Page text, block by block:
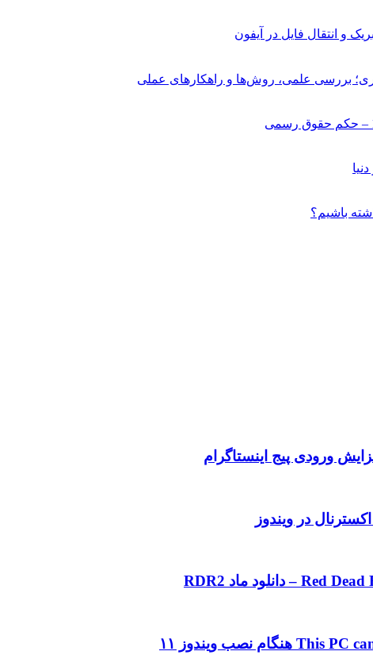
بررسی علمی، روش‌ها و راهکارهای عملی
باشیم؟
ورودی پیج اینستاگرام
در ویندوز